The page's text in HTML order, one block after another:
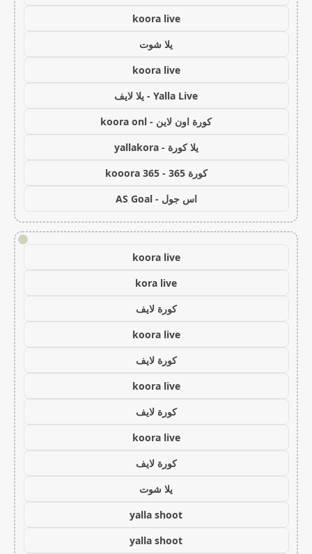
koora live
يلا شوت
koora live
Yalla Live - يلا لايف
كورة اون لاين - koora onl
يلا كورة - yallakora
كورة 365 - kooora 365
اس جول - AS Goal
!
koora live
kora live
كورة لايف
koora live
كورة لايف
koora live
كورة لايف
koora live
كورة لايف
يلا شوت
yalla shoot
yalla shoot